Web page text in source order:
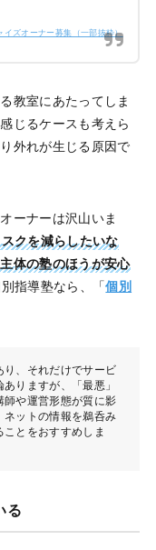
イズオーナー募集（一部抜粋）
教室にあたってしま
じるケースも考えら
外れが生じる原因で
ーナーは沢山いま
クを減らしたいな
体の塾のほうが安心
指導塾なら、「個別
り、それだけでサービ
りますが、「最悪」
師や運営形態が質に影
ネットの情報を鵜呑み
とをおすすめしま
る